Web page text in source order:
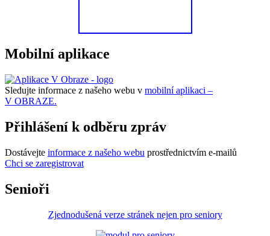
Mobilní aplikace
Sledujte informace z našeho webu v mobilní aplikaci –
V OBRAZE.
Přihlášení k odběru zpráv
Dostávejte informace z našeho webu prostřednictvím e-mailů
Chci se zaregistrovat
Senioři
Zjednodušená verze stránek nejen pro seniory